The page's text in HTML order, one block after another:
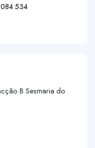
534
B Sesmaria do